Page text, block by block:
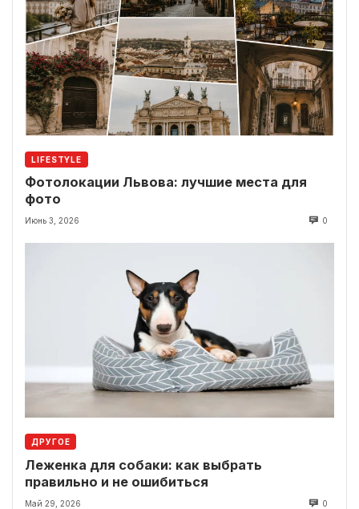
LIFESTYLE
Фотолокации Львова: лучшие места для
фото
Июнь 3, 2026 0
ДРУГОЕ
Леженка для собаки: как выбрать
правильно и не ошибиться
Май 29, 2026 0